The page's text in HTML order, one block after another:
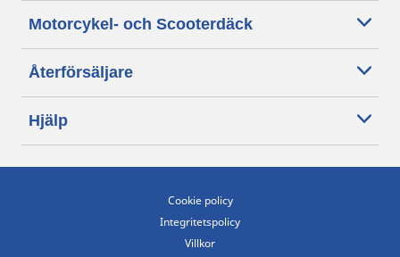
Motorcykel- och Scooterdäck
Återförsäljare
Hjälp
Cookie policy
Integritetspolicy
Villkor